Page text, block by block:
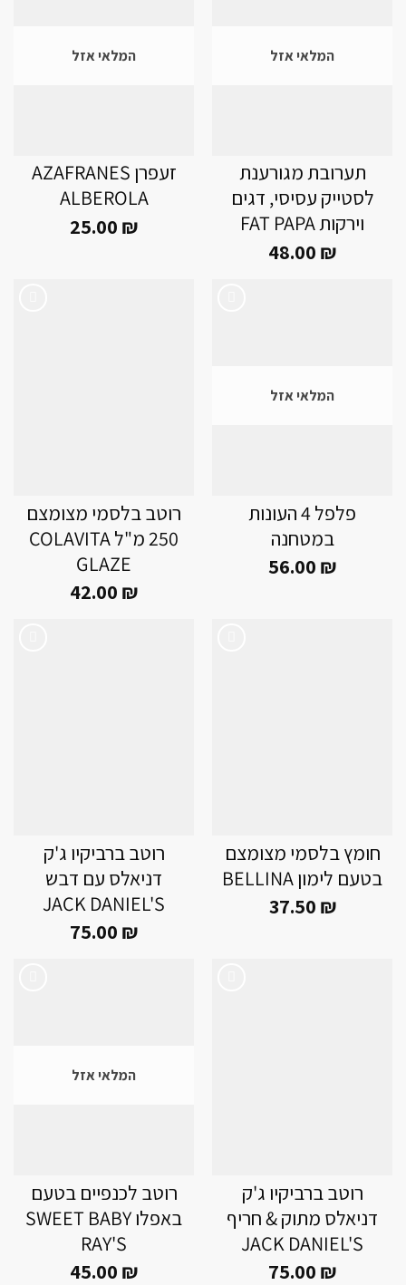
המלאי אזל
תערובת מגורענת
לסטייק עסיסי, דגים
וירקות FAT PAPA
48.00 ₪
המלאי אזל
זעפרן AZAFRANES
ALBEROLA
25.00 ₪
המלאי אזל
פלפל 4 העונות
במטחנה
56.00 ₪
רוטב בלסמי מצומצם
250 מ"ל COLAVITA
GLAZE
42.00 ₪
חומץ בלסמי מצומצם
בטעם לימון BELLINA
37.50 ₪
רוטב ברביקיו ג'ק
דניאלס עם דבש
JACK DANIEL'S
75.00 ₪
רוטב ברביקיו ג'ק
דניאלס מתוק & חריף
JACK DANIEL'S
75.00 ₪
המלאי אזל
רוטב לכנפיים בטעם
באפלו SWEET BABY
RAY'S
45.00 ₪